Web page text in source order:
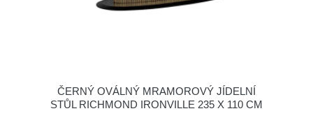
ČERNÝ OVÁLNÝ MRAMOROVÝ JÍDELNÍ
STŮL RICHMOND IRONVILLE 235 X 110 CM